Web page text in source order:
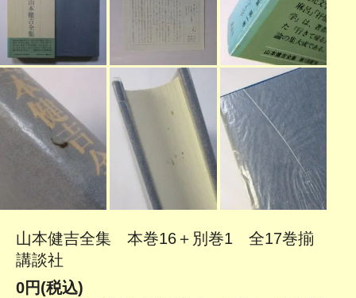
山本健吉全集 本巻16＋別巻1 全17巻揃
講談社
0円(税込)